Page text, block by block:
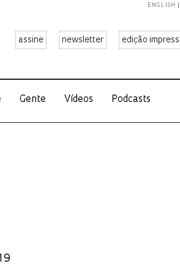
assine newsletter edição
ENGLISH
Gente Vídeos Podcasts